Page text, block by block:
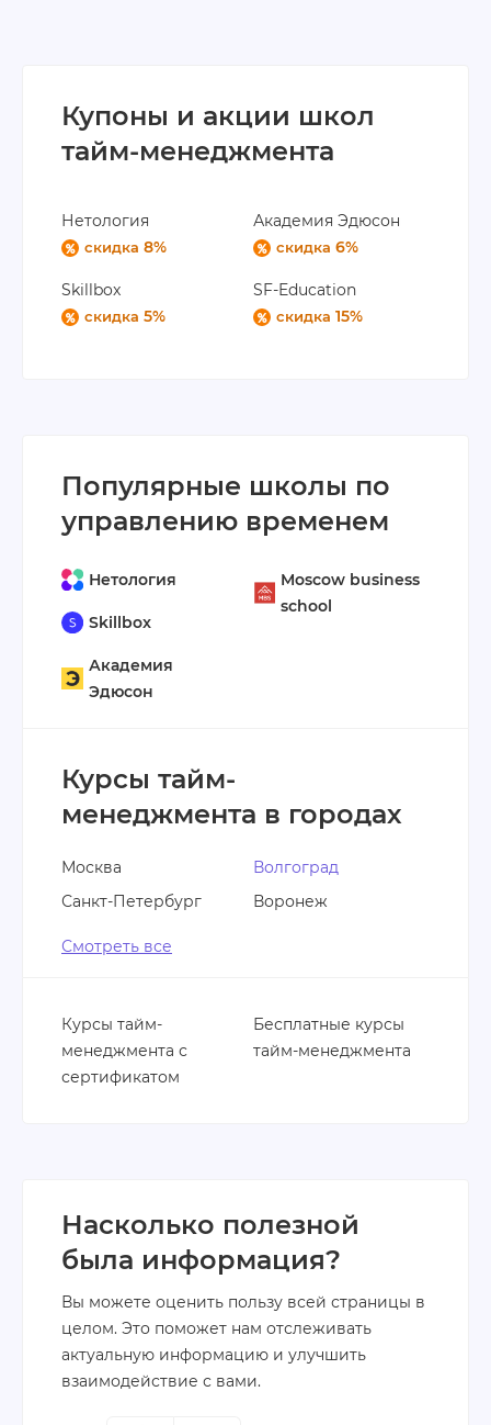
Купоны и акции школ
тайм-менеджмента
Нетология
скидка 8%
Skillbox
скидка 5%
Академия Эдюсон
скидка 6%
SF-Education
скидка 15%
Популярные школы по
управлению временем
Нетология
Skillbox
Академия
Эдюсон
Moscow business
school
Курсы тайм-
менеджмента в городах
Москва
Санкт-Петербург
Волгоград
Воронеж
Смотреть все
Курсы тайм-
менеджмента с
сертификатом
Бесплатные курсы
тайм-менеджмента
Насколько полезной
была информация?
Вы можете оценить пользу всей страницы в
целом. Это поможет нам отслеживать
актуальную информацию и улучшить
взаимодействие с вами.